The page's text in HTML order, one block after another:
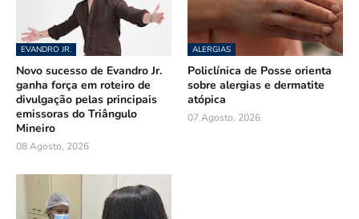
EVANDRO JR.
Novo sucesso de Evandro Jr.
ganha força em roteiro de
divulgação pelas principais
emissoras do Triângulo
Mineiro
08 Agosto, 2026
ALERGIAS
Policlínica de Posse orienta
sobre alergias e dermatite
atópica
07 Agosto, 2026